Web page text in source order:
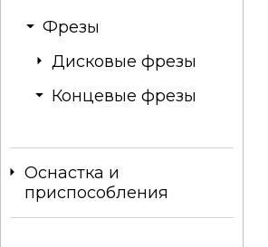
Фрезы
Дисковые фрезы
Концевые фрезы
Оснастка и
приспособления